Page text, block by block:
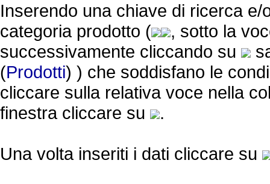
Inserendo una chiave di ricerca
categoria prodotto (
, sotto la
successivamente cliccando su
(Prodotti) ) che soddisfano le
cliccare sulla relativa voce nella
finestra cliccare su
.
Una volta inseriti i dati cliccare su